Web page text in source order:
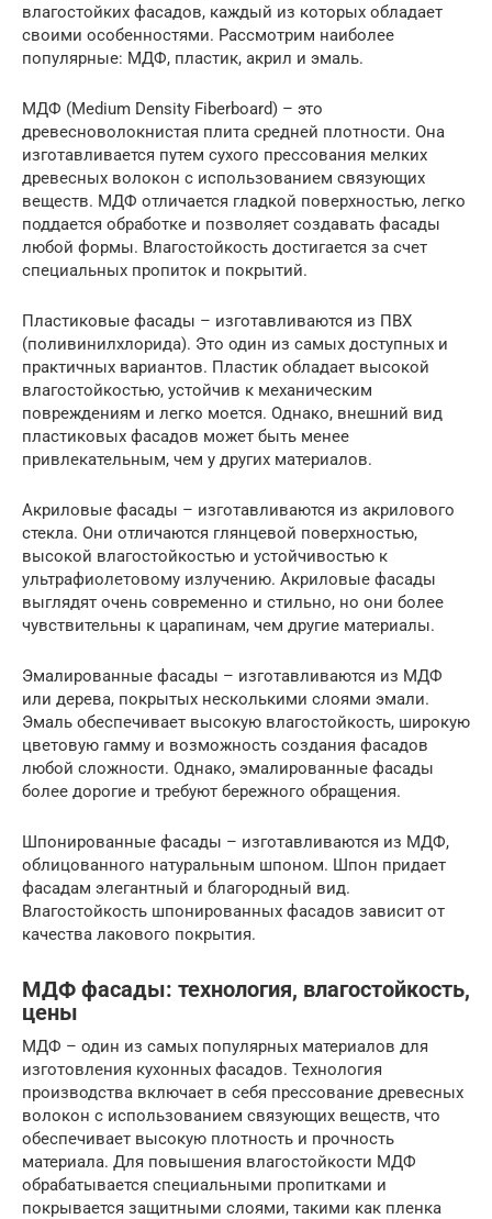
влагостойких фасадов, каждый из которых обладает
своими особенностями. Рассмотрим наиболее
популярные: МДФ, пластик, акрил и эмаль.
МДФ (Medium Density Fiberboard) – это
древесноволокнистая плита средней плотности. Она
изготавливается путем сухого прессования мелких
древесных волокон с использованием связующих
веществ. МДФ отличается гладкой поверхностью, легко
поддается обработке и позволяет создавать фасады
любой формы. Влагостойкость достигается за счет
специальных пропиток и покрытий.
Пластиковые фасады – изготавливаются из ПВХ
(поливинилхлорида). Это один из самых доступных и
практичных вариантов. Пластик обладает высокой
влагостойкостью, устойчив к механическим
повреждениям и легко моется. Однако, внешний вид
пластиковых фасадов может быть менее
привлекательным, чем у других материалов.
Акриловые фасады – изготавливаются из акрилового
стекла. Они отличаются глянцевой поверхностью,
высокой влагостойкостью и устойчивостью к
ультрафиолетовому излучению. Акриловые фасады
выглядят очень современно и стильно, но они более
чувствительны к царапинам, чем другие материалы.
Эмалированные фасады – изготавливаются из МДФ
или дерева, покрытых несколькими слоями эмали.
Эмаль обеспечивает высокую влагостойкость, широкую
цветовую гамму и возможность создания фасадов
любой сложности. Однако, эмалированные фасады
более дорогие и требуют бережного обращения.
Шпонированные фасады – изготавливаются из МДФ,
облицованного натуральным шпоном. Шпон придает
фасадам элегантный и благородный вид.
Влагостойкость шпонированных фасадов зависит от
качества лакового покрытия.
МДФ фасады: технология, влагостойкость,
цены
МДФ – один из самых популярных материалов для
изготовления кухонных фасадов. Технология
производства включает в себя прессование древесных
волокон с использованием связующих веществ, что
обеспечивает высокую плотность и прочность
материала. Для повышения влагостойкости МДФ
обрабатывается специальными пропитками и
покрывается защитными слоями, такими как пленка